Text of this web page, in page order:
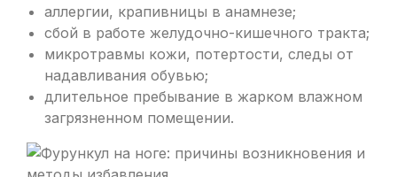
аллергии, крапивницы в анамнезе;
сбой в работе желудочно-кишечного тракта;
микротравмы кожи, потертости, следы от
надавливания обувью;
длительное пребывание в жарком влажном
загрязненном помещении.